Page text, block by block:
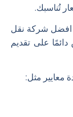
تُناسبك.
افضل شركة نقل
على تقديم
معايير مثل: